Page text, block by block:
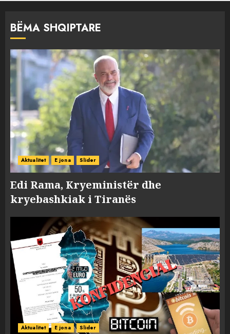
BËMA SHQIPTARE
Aktualitet E jona Slider
Edi Rama, Kryeministër dhe
kryebashkiak i Tiranës
Aktualitet E jona Slider